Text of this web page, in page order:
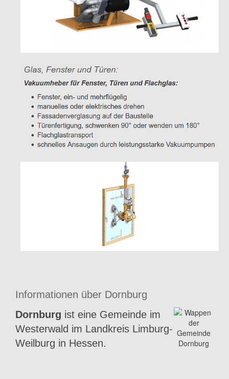
Informationen über Dornburg
Dornburg ist eine Gemeinde im
Westerwald im Landkreis Limburg-
Weilburg in Hessen.